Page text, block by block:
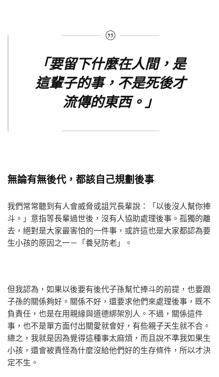
「要留下什麼在人間，是
這輩子的事，不是死後才
流傳的東西。」
無論有無後代，都該自己規劃後事
我們常常聽到有人會威脅或詛咒長輩說：「以後沒人幫你捧
斗。」意指等長輩過世後，沒有人協助處理後事。孤獨的離
去，絕對是大家最害怕的一件事，或許這也是大家都認為要
生小孩的原因之一－「養兒防老」。
但我認為，如果以後要有後代子孫幫忙捧斗的前提，也要跟
子孫的關係夠好。關係不好，還要求他們來處理後事，既不
負責任，也是在用親緣與道德綁架別人。不過，關係這件
事，也不是單方面付出關愛就會好，有些親子天生就不合。
總之，我就是因為覺得這種事太麻煩，而且說不準我如果生
小孩，還會被責怪為什麼沒給他們好的生存條件，所以才決
定不生。